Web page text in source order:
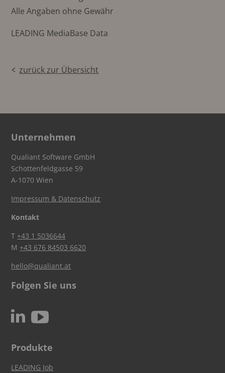
Alle Angaben ohne Gewähr
LEADING MediaBase Data
zurück zur Übersicht
Unternehmen
Qualiant Software GmbH
Schottenfeldgasse 59
A-1070 Wien
Impressum & Datenschutz
Kontakt
T+43 1 5036644
M+43 676 84503 6620
hello@qualiant.at
Folgen Sie uns
N c
Produkte
LEADING Job